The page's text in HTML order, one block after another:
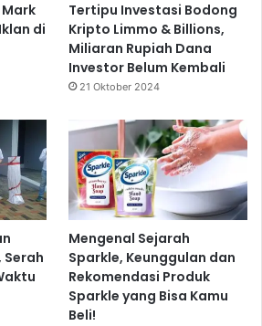
Mark
di
Tertipu Investasi Bodong
Kripto Limmo & Billions,
Miliaran Rupiah Dana
Investor Belum Kembali
21 Oktober 2024
Mengenal Sejarah
Sparkle, Keunggulan dan
Rekomendasi Produk
Sparkle yang Bisa Kamu
Beli!